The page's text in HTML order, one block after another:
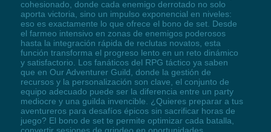
cohesionado, donde cada enemigo derrotado no solo
aporta victoria, sino un impulso exponencial en niveles:
eso es exactamente lo que ofrece el bono de set. Desde
el farmeo intensivo en zonas de enemigos poderosos
hasta la integración rápida de reclutas novatos, esta
función transforma el progreso lento en un reto dinámico
y satisfactorio. Los fanáticos del RPG táctico ya saben
que en Our Adventurer Guild, donde la gestión de
recursos y la personalización son clave, el conjunto de
equipo adecuado puede ser la diferencia entre un party
mediocre y una guilda invencible. ¿Quieres preparar a tus
aventureros para desafíos épicos sin sacrificar horas de
juego? El bono de set te permite optimizar cada batalla,